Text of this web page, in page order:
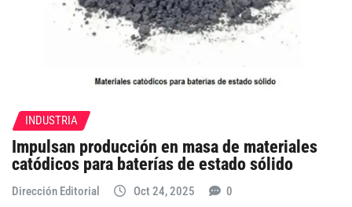
INDUSTRIA
Impulsan producción en masa de materiales
catódicos para baterías de estado sólido
Dirección Editorial Oct 24, 2025 0